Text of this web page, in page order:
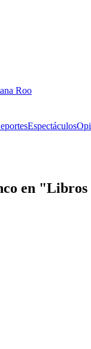
Roo
Espectáculos
en